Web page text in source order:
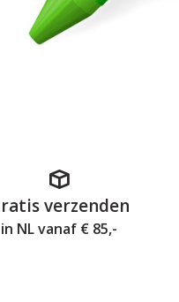
verzenden
in NL vanaf € 85,-